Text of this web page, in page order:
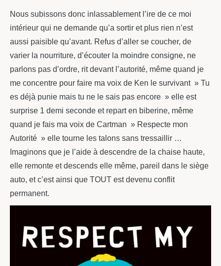
Nous subissons donc inlassablement l’ire de ce moi
intérieur qui ne demande qu’a sortir et plus rien n’est
aussi paisible qu’avant. Refus d’aller se coucher, de
varier la nourriture, d’écouter la moindre consigne, ne
parlons pas d’ordre, rit devant l’autorité, même quand je
me concentre pour faire ma voix de Ken le survivant » Tu
es déjà punie mais tu ne le sais pas encore » elle est
surprise 1 demi seconde et repart en biberine, même
quand je fais ma voix de Cartman » Respecte mon
Autorité » elle tourne les talons sans tressaillir …
Imaginons que je l’aide à descendre de la chaise haute,
elle remonte et descends elle même, pareil dans le siège
auto, et c’est ainsi que TOUT est devenu conflit
permanent.